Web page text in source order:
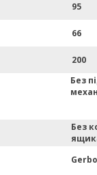
95
66
200
Без
Без